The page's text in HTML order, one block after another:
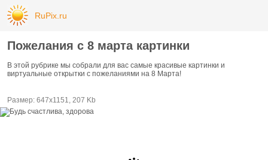
RuPix.ru
Пожелания с 8 марта картинки
В этой рубрике мы собрали для вас самые красивые картинки и
виртуальные открытки с пожеланиями на 8 Марта!
Размер: 647х1151, 207 Kb